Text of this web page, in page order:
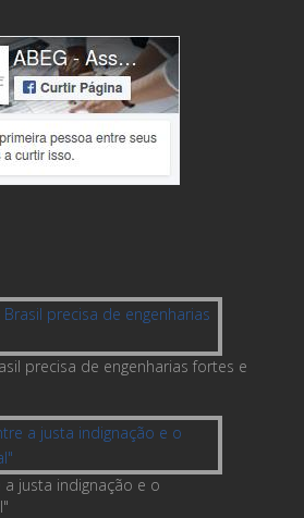
precisa de engenharias fortes e
a justa indignação e o